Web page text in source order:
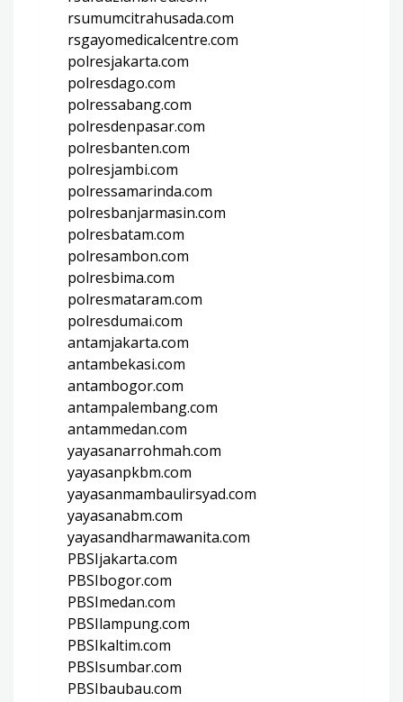
rsumumcitrahusada.com
rsgayomedicalcentre.com
polresjakarta.com
polresdago.com
polressabang.com
polresdenpasar.com
polresbanten.com
polresjambi.com
polressamarinda.com
polresbanjarmasin.com
polresbatam.com
polresambon.com
polresbima.com
polresmataram.com
polresdumai.com
antamjakarta.com
antambekasi.com
antambogor.com
antampalembang.com
antammedan.com
yayasanarrohmah.com
yayasanpkbm.com
yayasanmambaulirsyad.com
yayasanabm.com
yayasandharmawanita.com
PBSIjakarta.com
PBSIbogor.com
PBSImedan.com
PBSIlampung.com
PBSIkaltim.com
PBSIsumbar.com
PBSIbaubau.com